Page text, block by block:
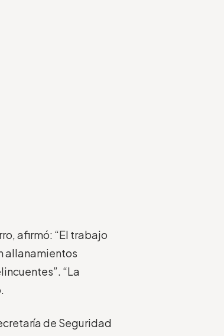
afirmó: “El trabajo
allanamientos
“La
de Seguridad